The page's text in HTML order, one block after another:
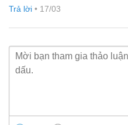
hạng55
Trả lời • 17/03